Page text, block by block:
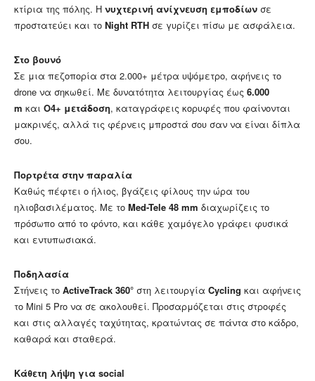
κτίρια της πόλης. Η νυχτερινή ανίχνευση εμποδίων σε
προστατεύει και το Night RTH σε γυρίζει πίσω με ασφάλεια.
Στο βουνό
Σε μια πεζοπορία στα 2.000+ μέτρα υψόμετρο, αφήνεις το
drone να σηκωθεί. Με δυνατότητα λειτουργίας έως 6.000
m και O4+ μετάδοση, καταγράφεις κορυφές που φαίνονται
μακρινές, αλλά τις φέρνεις μπροστά σου σαν να είναι δίπλα
σου.
Πορτρέτα στην παραλία
Καθώς πέφτει ο ήλιος, βγάζεις φίλους την ώρα του
ηλιοβασιλέματος. Με το Med-Tele 48 mm διαχωρίζεις το
πρόσωπο από το φόντο, και κάθε χαμόγελο γράφει φυσικά
και εντυπωσιακά.
Ποδηλασία
Στήνεις το ActiveTrack 360° στη λειτουργία Cycling και αφήνεις
το Mini 5 Pro να σε ακολουθεί. Προσαρμόζεται στις στροφές
και στις αλλαγές ταχύτητας, κρατώντας σε πάντα στο κάδρο,
καθαρά και σταθερά.
Κάθετη λήψη για social